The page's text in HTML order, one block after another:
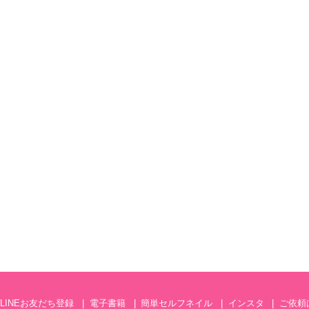
LINEお友だち登録 電子書籍 簡単セルフネイル インスタ ご依頼